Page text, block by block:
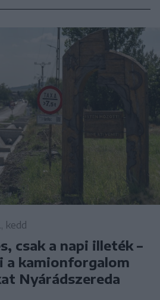
kedd
csak a napi illeték –
a kamionforgalom
Nyárádszereda